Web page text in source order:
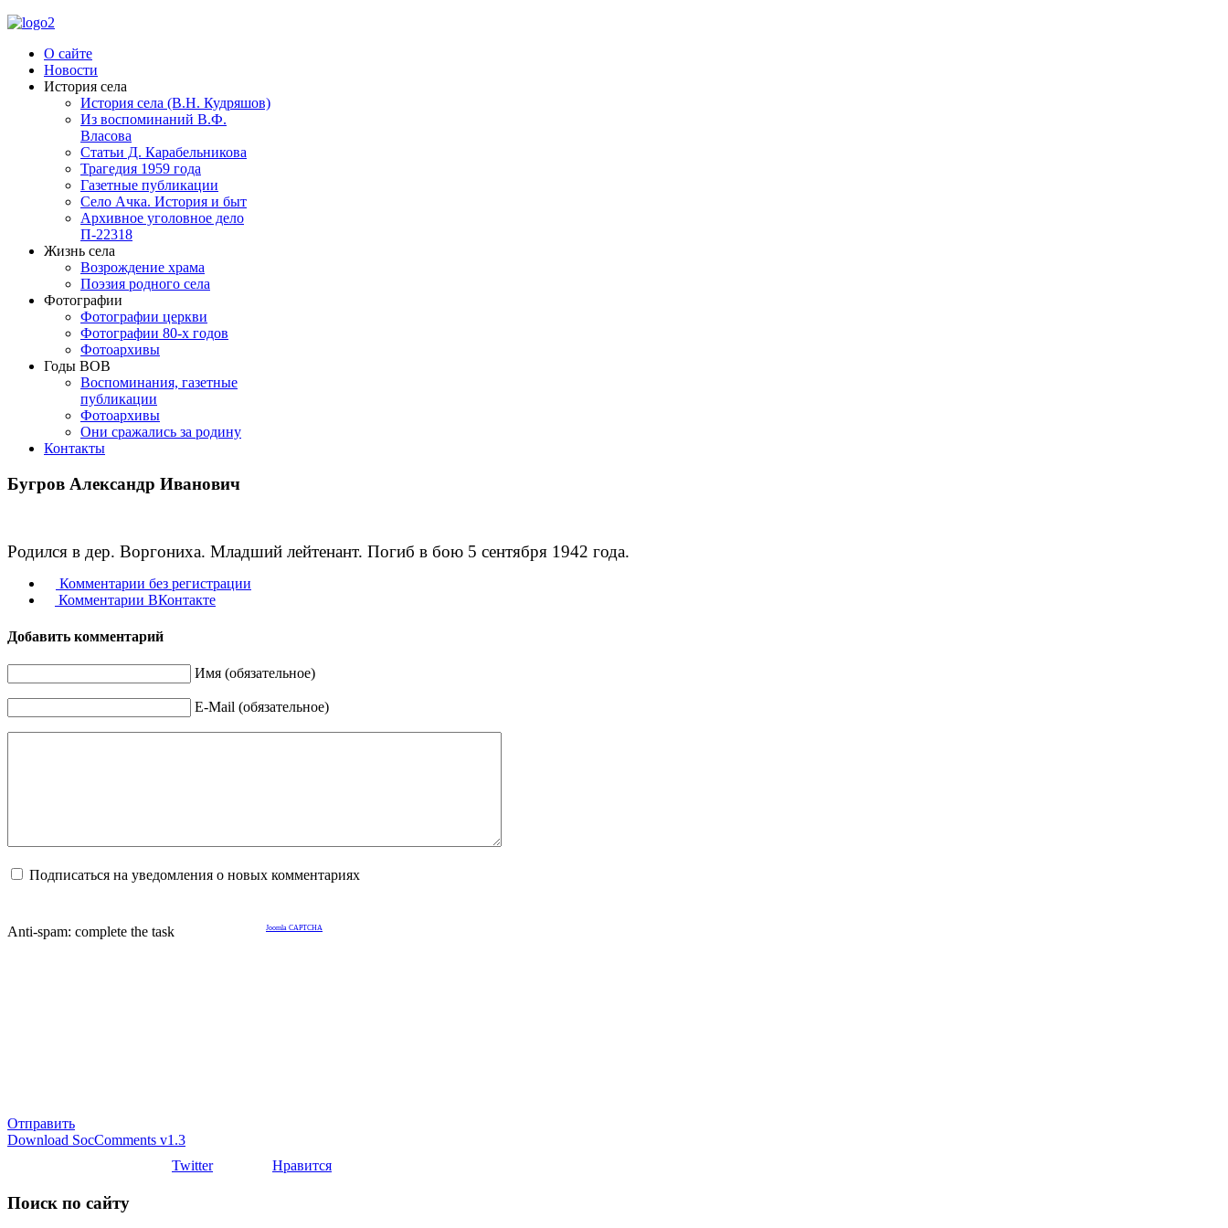
О сайте
Новости
История села
История села (В.Н. Кудряшов)
Из воспоминаний В.Ф.
Власова
Статьи Д. Карабельникова
Трагедия 1959 года
Газетные публикации
Село Ачка. История и быт
Архивное уголовное дело
П-22318
Жизнь села
Возрождение храма
Поэзия родного села
Фотографии
Фотографии церкви
Фотографии 80-х годов
Фотоархивы
Годы ВОВ
Воспоминания, газетные
публикации
Фотоархивы
Они сражались за родину
Контакты
Бугров Александр Иванович
Родился в дер. Воргониха. Младший лейтенант. Погиб в бою 5 сентября 1942 года.
Комментарии без регистрации
Комментарии ВКонтакте
Добавить комментарий
Имя (обязательное)
E-Mail (обязательное)
Подписаться на уведомления о новых комментариях
Anti-spam: complete the task Joomla CAPTCHA
Отправить
Download SocComments v1.3
Twitter
Нравится
Поиск по сайту